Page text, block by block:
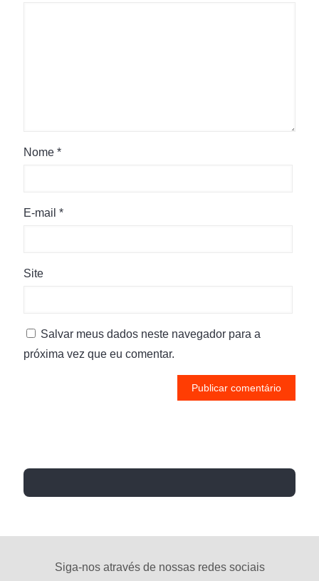
Nome *
E-mail *
Site
Salvar meus dados neste navegador para a
próxima vez que eu comentar.
Siga-nos através de nossas redes sociais